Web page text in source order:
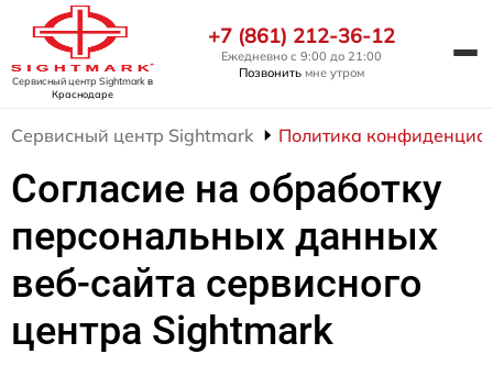
Сервисный центр Sightmarkв
Краснодаре
+7 (861) 212-36-12
Ежедневно с 9:00 до 21:00
Позвонить мне утром
Сервисный центр Sightmark Политика
Согласие на обработку
персональных данных
веб-сайта сервисного
центра Sightmark